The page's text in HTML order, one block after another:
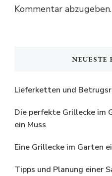
Kommentar abzugeben.
NEUESTE
Lieferketten und
Die perfekte Grillecke im
ein Muss
Eine Grillecke im Garten
Tipps und Planung einer